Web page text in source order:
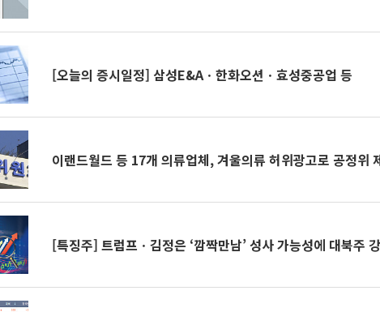
[오늘의 증시일정] 삼성E&Aㆍ한화오션ㆍ효성중공업 등
이랜드월드 등 17개 의류업체, 겨울의류 허위광고로 공정위
[특징주] 트럼프ㆍ김정은 ‘깜짝만남’ 성사 가능성에 대북주